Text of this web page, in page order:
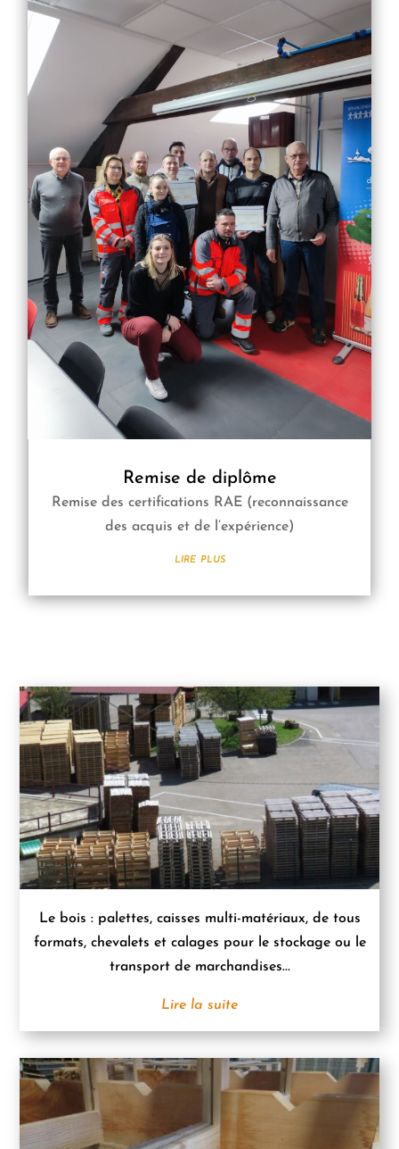
Remise de diplôme
Remise des certifications RAE (reconnaissance
des acquis et de l’expérience)
lire plus
Le bois : palettes, caisses multi-matériaux, de tous
formats, chevalets et calages pour le stockage ou le
transport de marchandises...
Lire la suite